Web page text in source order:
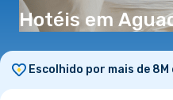
Hotéis em
Escolhido por mais de